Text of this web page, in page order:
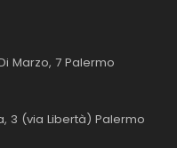
Marzo, 7 Palermo
3 (via Libertà) Palermo